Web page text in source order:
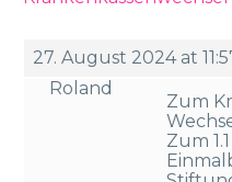
27. August 2024 at
Roland
Zum
Zum